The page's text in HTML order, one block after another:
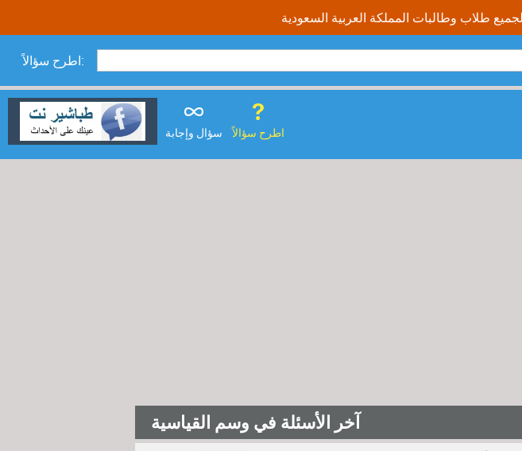
اطرح سؤالاً:
سؤال وإجابة اطرح سؤالاً
آخر الأسئلة في وسم القياسية